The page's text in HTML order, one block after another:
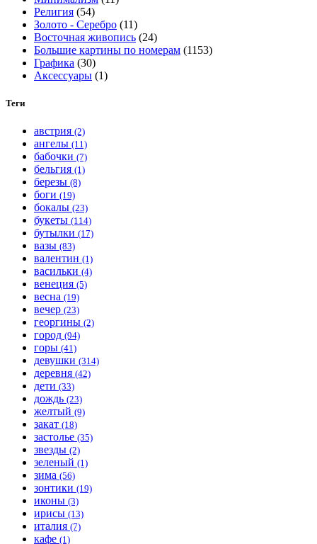
Религия (54)
Золото - Серебро (11)
Восточная живопись (24)
Большие картины по номерам (1153)
Графика (30)
Аксессуары (1)
Теги
австрия (2)
ангелы (11)
бабочки (7)
бельгия (1)
березы (8)
боги (19)
бокалы (23)
букеты (114)
бутылки (17)
вазы (83)
валентин (1)
васильки (4)
венеция (5)
весна (19)
вечер (23)
георгины (2)
город (94)
горы (41)
девушки (314)
деревня (42)
дети (33)
дождь (23)
желтый (9)
закат (18)
застолье (35)
звезды (2)
зеленый (1)
зима (56)
зонтики (19)
иконы (3)
ирисы (13)
италия (7)
кафе (1)